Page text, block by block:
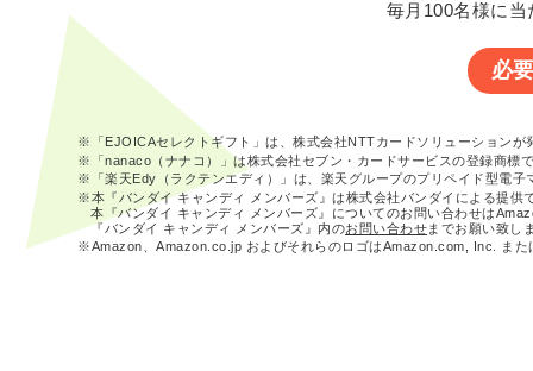
毎月100名様に
必
※「EJOICAセレクトギフト」は、株式会社NTTカードソリューションが
※「nanaco（ナナコ）」は株式会社セブン・カードサービスの登録商標
※「楽天Edy（ラクテンエディ）」は、楽天グループのプリペイド型電子
※本『バンダイ キャンディ メンバーズ』は株式会社バンダイによる提供
本『バンダイ キャンディ メンバーズ』についてのお問い合わせは
『バンダイ キャンディ メンバーズ』内のお問い合わせまでお願い致し
※Amazon、Amazon.co.jp およびそれらのロゴはAmazon.com, Inc. また